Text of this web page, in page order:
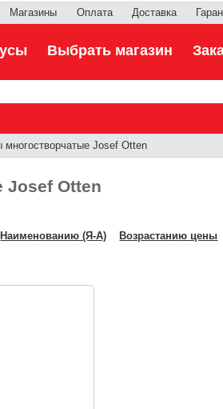
Магазины Оплата Доставка
Выбрать магазин
Josef Otten
Josef Otten
Наименованию (Я-А) Возрастанию цены